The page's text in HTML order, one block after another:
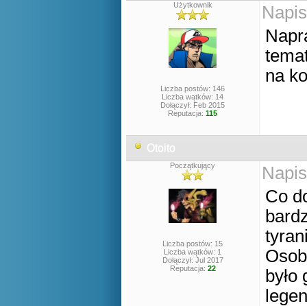
Użytkownik
Liczba postów: 146
Liczba wątków: 14
Dołączył: Feb 2015
Reputacja: 115
na
Otoito
Początkujący
Liczba postów: 15
Liczba wątków: 1
Dołączył: Jul 2017
Reputacja: 22
Co